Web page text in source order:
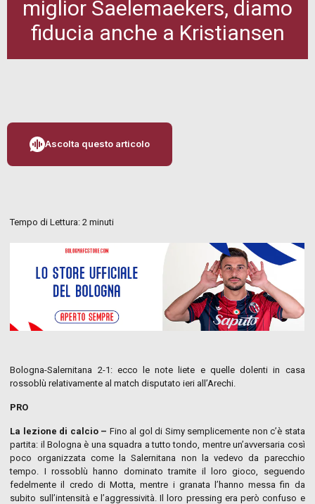
miglior Saelemaekers, diamo
fiducia anche a Kristiansen
Ascolta questo articolo
Tempo di Lettura:2 minuti
Bologna-Salernitana 2-1: ecco le note liete e quelle dolenti in casa
rossoblù relativamente al match disputato ieri all’Arechi.
PRO
La lezione di calcio – Fino al gol di Simy semplicemente non c’è stata
partita: il Bologna è una squadra a tutto tondo, mentre un’avversaria così
poco organizzata come la Salernitana non la vedevo da parecchio
tempo. I rossoblù hanno dominato tramite il loro gioco, seguendo
fedelmente il credo di Motta, mentre i granata l’hanno messa fin da
subito sull’intensità e l’aggressività. Il loro pressing era però confuso e